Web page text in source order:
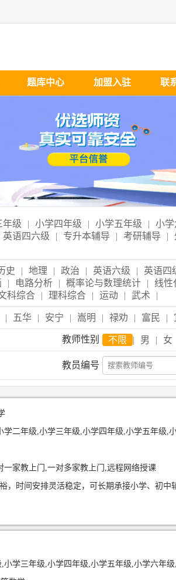
题库中心 加盟入驻 联
年级 | 小学四年级 | 小学五年级 | 小学
英语四六级 | 专升本辅导 | 考研辅导 |
史 | 地理 | 政治 | 英语六级 | 英语四
| 电路分析 | 概率论与数理统计 | 线性
科综合 | 理科综合 | 运动 | 武术 |
| 五华 | 安宁 | 嵩明 | 禄劝 | 富民 |
教师性别 不限 | 男 | 女
教员编号
年级,小学三年级,小学四年级,小学五年级,小学六
一家教上门,一对多家教上门,远程网络授课
级,小学四年级,小学五年级,小学六年级,初中一年级,初中二年级,